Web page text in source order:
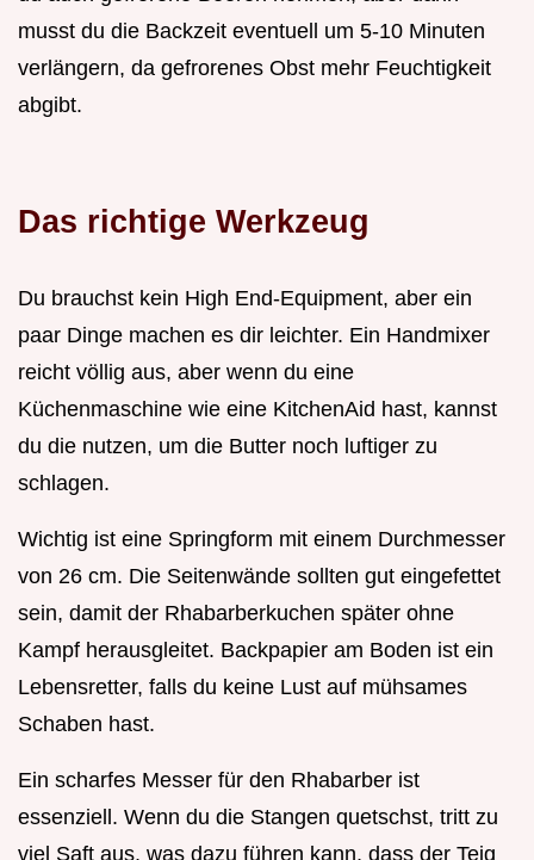
musst du die Backzeit eventuell um 5-10 Minuten
verlängern, da gefrorenes Obst mehr Feuchtigkeit
abgibt.
Das richtige Werkzeug
Du brauchst kein High End-Equipment, aber ein
paar Dinge machen es dir leichter. Ein Handmixer
reicht völlig aus, aber wenn du eine
Küchenmaschine wie eine KitchenAid hast, kannst
du die nutzen, um die Butter noch luftiger zu
schlagen.
Wichtig ist eine Springform mit einem Durchmesser
von 26 cm. Die Seitenwände sollten gut eingefettet
sein, damit der Rhabarberkuchen später ohne
Kampf herausgleitet. Backpapier am Boden ist ein
Lebensretter, falls du keine Lust auf mühsames
Schaben hast.
Ein scharfes Messer für den Rhabarber ist
essenziell. Wenn du die Stangen quetschst, tritt zu
viel Saft aus, was dazu führen kann, dass der Teig